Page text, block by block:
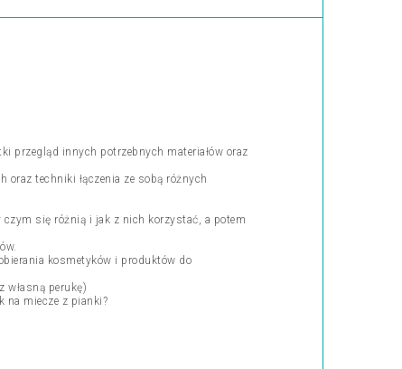
przegląd innych potrzebnych materiałów oraz
techniki łączenia ze sobą różnych
czym się różnią i jak z nich korzystać, a potem
kosmetyków i produktów do
własną perukę)
na miecze z pianki?